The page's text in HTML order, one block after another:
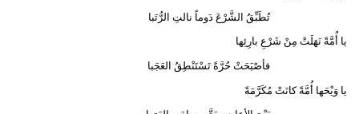
تُطَبِّقُ الشَّرْعَ دَوماً نالتِ الرُّتَبا
يا أُمَّةً نَهَلَتْ مِنْ شَرْعِ بارِئِها
فأصْبَحَتْ حُرَّةً تَسْتَنْطِقُ العَجَبا
يا وَيْحَها أُمَّةً كانَتْ مُكَرَّمَةً